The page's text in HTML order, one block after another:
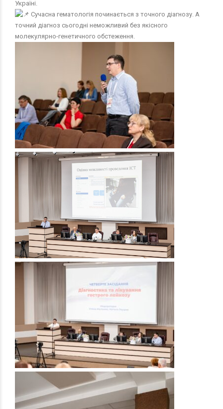
Україні.
Сучасна гематологія починається з точного діагнозу. А
точний діагноз сьогодні неможливий без якісного
молекулярно-генетичного обстеження.